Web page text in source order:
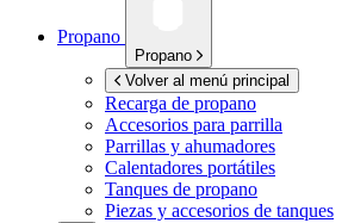
Propano
Propano
Volver al menú principal
Recarga de propano
Accesorios para parrilla
Parrillas y ahumadores
Calentadores portátiles
Tanques de propano
Piezas y accesorios de tanques